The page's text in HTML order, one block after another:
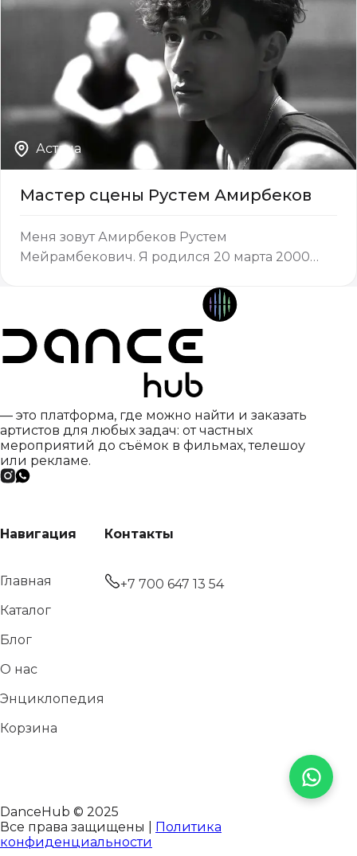
послужной список её биографического пути
Астана
Мастер сцены Рустем Амирбеков
Меня зовут Амирбеков Рустем
Мейрамбекович. Я родился 20 марта 2000
С детства я отличался особой жаждой к жизни.
Мне всегда хотелось пробовать что-то новое,
исследовать мир вокруг и искать дело, ко…
— это платформа, где можно найти и заказать
артистов для любых задач: от частных
мероприятий до съёмок в фильмах, телешоу
или рекламе.
Навигация
Главная
Каталог
Блог
О нас
Энциклопедия
Корзина
Контакты
+7 700 647 13 54
DanceHub © 2025
Все права защищены |
Политика
конфиденциальности